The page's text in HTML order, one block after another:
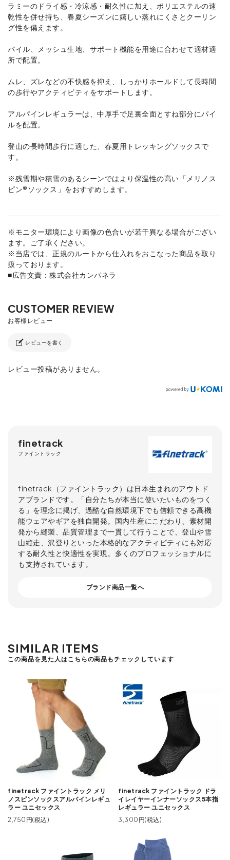
ラミーのドライ感・冷涼感・耐久性に加え、ポリエステルの速
乾性を併せ持ち、春夏シーズンに嬉しい蒸れにくさとクーリン
グ性を備えます。
パイル、メッシュ生地、サポート機能を用途に合わせて適材適
所で配置。
ムレ、ズレなどの不快感を抑え、しっかりホールドして長時間
の歩行やアクティビティをサポートします。
アルパインレギュラーは、中厚手で足裏全面とすね部分にパイ
ルを配置。
登山の長時間歩行に適した、春夏用トレッキングソックスで
す。
※残雪期や積雪のあるシーンではより保温性の高い「メリノス
ピン®ソックス」をおすすめします。
※モニター環境により画像の色合いが若干異なる場合がござい
ます。ご了承ください。
※当店では、正規のルートから仕入れをおこなった商品を取り
扱っております。
■広告文責：株式会社カンパネラ
レビューを書く
レビュー投稿がありません。
finetrack
ファイントラック
finetrack（ファイントラック）は日本生まれのアウトド
アブランドです。「自分たちが本当に使いたいものをつく
る」を理念に掲げ、過酷な自然環境下でも信頼できる高機
能ウェアやギアを独自開発。国内生産にこだわり、素材開
発から縫製、品質管理まで一貫して行うことで、登山や雪
山縦走、沢登りといった本格的なアクティビティにも対応
する耐久性と快適性を実現。多くのプロフェッショナルに
も支持されています。
ブランド商品一覧へ
SIMILAR ITEMS
この商品を見た人はこちらの商品もチェックしています
finetrack ファイントラック メリ
ノスピンソックスアルパインレギュ
ラー ユニセックス
2,750円(税込)
finetrack ファイントラック ドラ
イレイヤーインナーソックス5本指
レギュラー ユニセックス
3,300円(税込)